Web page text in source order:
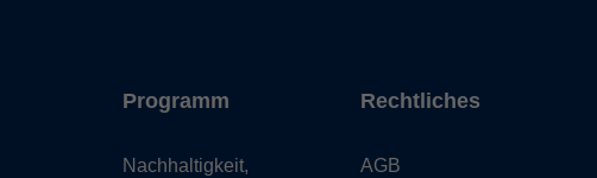
Programm
Nachhaltigkeit,
Rechtliches
AGB